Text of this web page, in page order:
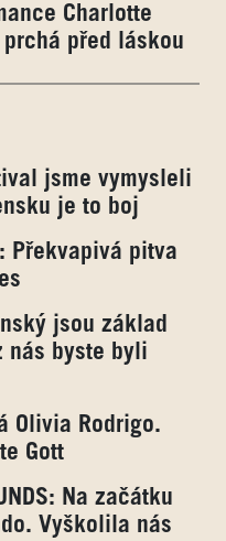
Charlotte
před láskou
jsme vymysleli
je to boj
Překvapivá pitva
jsou základ
nás byste byli
Olivia Rodrigo.
Gott
Na začátku
Vyškolila nás